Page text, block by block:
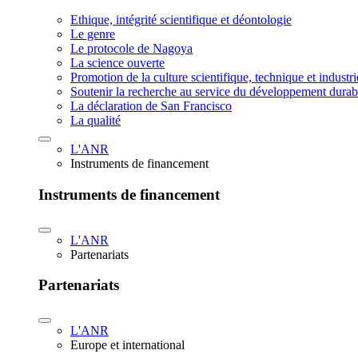
Ethique, intégrité scientifique et déontologie
Le genre
Le protocole de Nagoya
La science ouverte
Promotion de la culture scientifique, technique et
Soutenir la recherche au service du développement
La déclaration de San Francisco
La qualité
L'ANR
Instruments de financement
Instruments de financement
L'ANR
Partenariats
Partenariats
L'ANR
Europe et international